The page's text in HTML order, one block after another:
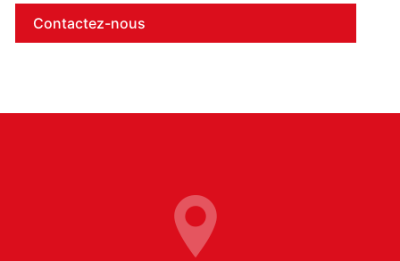
Contactez-nous